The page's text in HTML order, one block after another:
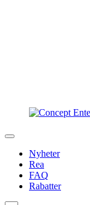
Nyheter
Rea
FAQ
Rabatter